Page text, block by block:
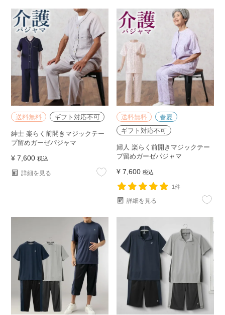
送料無料 ギフト対応不可
紳士 楽らく前開きマジックテー
プ留めガーゼパジャマ
¥ 7,600 税込
詳細を見る
送料無料
春夏
ギフト対応不可
婦人 楽らく前開きマジックテー
プ留めガーゼパジャマ
¥ 7,600 税込
1件
詳細を見る